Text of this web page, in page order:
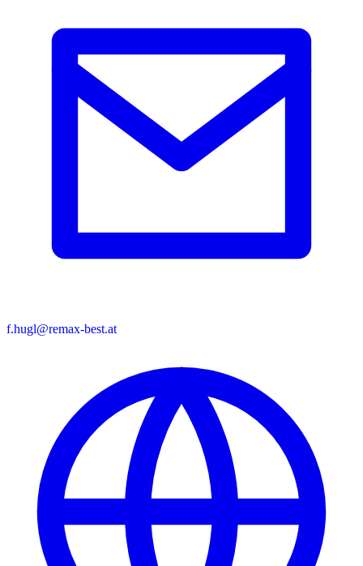
f.hugl@remax-best.at